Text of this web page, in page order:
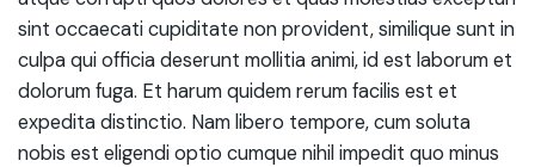
sint occaecati cupiditate non provident, similique sunt in
culpa qui officia deserunt mollitia animi, id est laborum et
dolorum fuga. Et harum quidem rerum facilis est et
expedita distinctio. Nam libero tempore, cum soluta
nobis est eligendi optio cumque nihil impedit quo minus